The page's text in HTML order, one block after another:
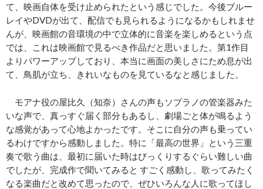
て、映画自体を受け止められたという感じでした。今後ブルー
レイやDVDが出て、配信でも見られるようになるかもしれませ
んが、映画館の音環境の中で立体的に音楽を楽しめるという点
では、これは映画館で見るべき作品だと思いました。第1作目
よりパワーアップしており、本当に画面の美しさにため息が出
て、鳥肌が立ち、きれいなものを見ているなと感じました。
モアナ役の屋比久（知奈）さんの声もソプラノの管楽器みた
いな声で、真っすぐ届く部分もあるし、劇場ごと体が鳴るよう
な感覚があって心地よかったです。そこに自分の声も乗ってい
るわけですから感動しました。特に「最高の世界」という三重
奏で歌う曲は、最初に届いた時はびっくりするぐらい難しい曲
でしたが、完成作で聞いてみると すごく感動し、歌ってみたく
なる楽曲だと改めて思ったので、ぜひいろんな人に歌ってほし